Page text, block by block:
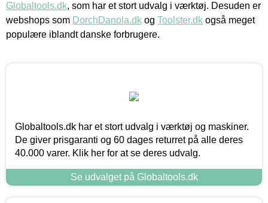
Globaltools.dk, som har et stort udvalg i værktøj. Desuden er
webshops som DorchDanola.dk og Toolster.dk også meget
populære iblandt danske forbrugere.
Globaltools.dk har et stort udvalg i værktøj og maskiner.
De giver prisgaranti og 60 dages returret på alle deres
40.000 varer. Klik her for at se deres udvalg.
Se udvalget på Globaltools.dk